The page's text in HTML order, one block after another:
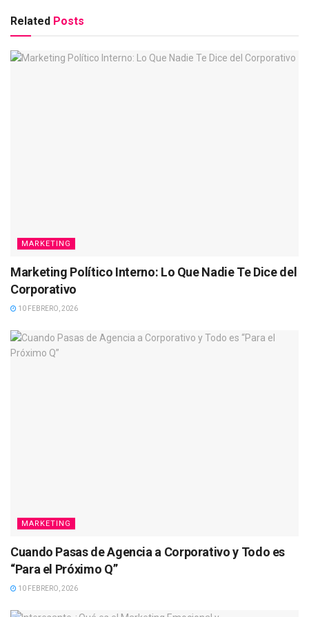
Related Posts
MARKETING
Marketing Político Interno: Lo Que Nadie Te Dice del
Corporativo
10 FEBRERO, 2026
MARKETING
Cuando Pasas de Agencia a Corporativo y Todo es
“Para el Próximo Q”
10 FEBRERO, 2026